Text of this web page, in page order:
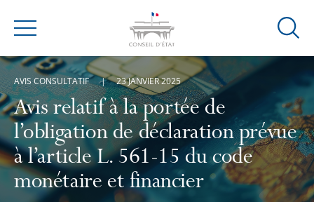
Menu
Ouvrir
Avis relatif à la portée de
l’obligation de déclaration prévue
à l’article L. 561-15 du code
monétaire et financier
AVIS CONSULTATIF 23 JANVIER 2025